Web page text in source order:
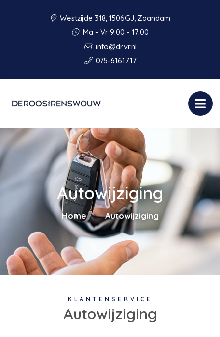
Westzijde 318, 1506GJ, Zaandam
Ma - Vr 9:00 - 17:00
info@drvr.nl
075-6161717
Autowijziging
Home Autowijziging
Autowijziging
KLANTENSERVICE